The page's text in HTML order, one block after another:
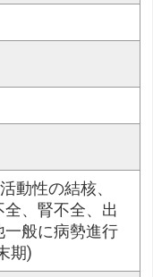
動性の結核、
、腎不全、出
一般に病勢進行
期)